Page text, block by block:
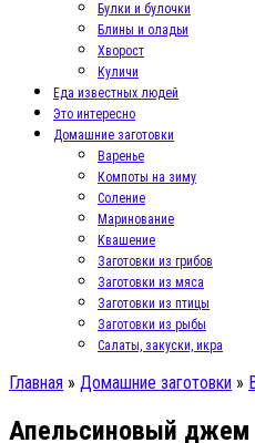
Булки и булочки
Блины и оладьи
Хворост
Куличи
Еда известных людей
Это интересно
Домашние заготовки
Варенье
Компоты на зиму
Соление
Маринование
Квашение
Заготовки из грибов
Заготовки из мяса
Заготовки из птицы
Заготовки из рыбы
Салаты, закуски, икра
Главная » Домашние заготовки »
Апельсиновый